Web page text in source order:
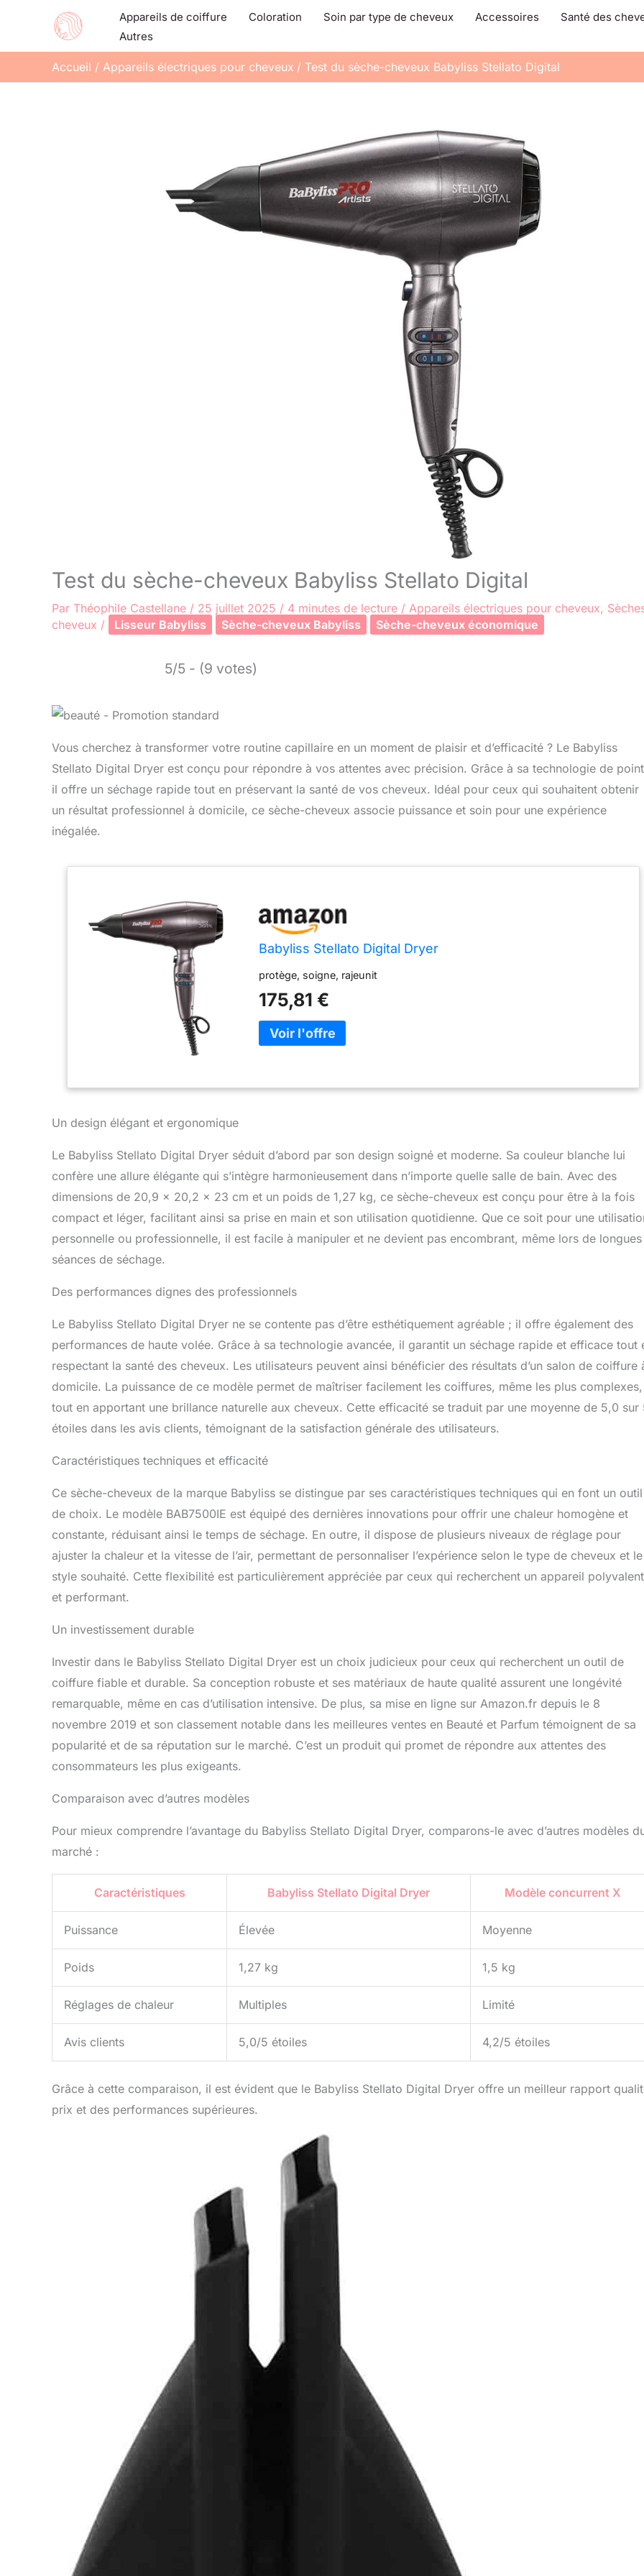
contenu
Appareils de coiffure Coloration Soin par type de cheveux Accessoires
Santé des
Autres
Accueil Appareils électriques pour cheveux Test du sèche-cheveux Babyliss Stellato Digital
Test du sèche-cheveux Babyliss Stellato Digital
Par Théophile Castellane / 25 juillet 2025 / 4 minutes de lecture / Appareils électriques pour cheveux,
cheveux / Lisseur Babyliss Sèche-cheveux Babyliss Sèche-cheveux économique
5/5 - (9 votes)
Vous cherchez à transformer votre routine capillaire en un moment de plaisir et d’efficacité ? Le Babyliss
Stellato Digital Dryer est conçu pour répondre à vos attentes avec précision. Grâce à sa technologie de
il offre un séchage rapide tout en préservant la santé de vos cheveux. Idéal pour ceux qui souhaitent obtenir
un résultat professionnel à domicile, ce sèche-cheveux associe puissance et soin pour une expérience
inégalée.
Babyliss Stellato Digital Dryer
protège, soigne, rajeunit
175,81 €
Un design élégant et ergonomique
Le Babyliss Stellato Digital Dryer séduit d’abord par son design soigné et moderne. Sa couleur blanche lui
confère une allure élégante qui s’intègre harmonieusement dans n’importe quelle salle de bain. Avec des
dimensions de 20,9 x 20,2 x 23 cm et un poids de 1,27 kg, ce sèche-cheveux est conçu pour être à la fois
compact et léger, facilitant ainsi sa prise en main et son utilisation quotidienne. Que ce soit pour une
personnelle ou professionnelle, il est facile à manipuler et ne devient pas encombrant, même lors de longues
séances de séchage.
Des performances dignes des professionnels
Le Babyliss Stellato Digital Dryer ne se contente pas d’être esthétiquement agréable ; il offre également des
performances de haute volée. Grâce à sa technologie avancée, il garantit un séchage rapide et efficace tout
respectant la santé des cheveux. Les utilisateurs peuvent ainsi bénéficier des résultats d’un salon de coiffure
domicile. La puissance de ce modèle permet de maîtriser facilement les coiffures, même les plus complexes,
tout en apportant une brillance naturelle aux cheveux. Cette efficacité se traduit par une moyenne de 5,0 sur
étoiles dans les avis clients, témoignant de la satisfaction générale des utilisateurs.
Caractéristiques techniques et efficacité
Ce sèche-cheveux de la marque Babyliss se distingue par ses caractéristiques techniques qui en font un outil
de choix. Le modèle BAB7500IE est équipé des dernières innovations pour offrir une chaleur homogène et
constante, réduisant ainsi le temps de séchage. En outre, il dispose de plusieurs niveaux de réglage pour
ajuster la chaleur et la vitesse de l’air, permettant de personnaliser l’expérience selon le type de cheveux et le
style souhaité. Cette flexibilité est particulièrement appréciée par ceux qui recherchent un appareil polyvalent
et performant.
Un investissement durable
Investir dans le Babyliss Stellato Digital Dryer est un choix judicieux pour ceux qui recherchent un outil de
coiffure fiable et durable. Sa conception robuste et ses matériaux de haute qualité assurent une longévité
remarquable, même en cas d’utilisation intensive. De plus, sa mise en ligne sur Amazon.fr depuis le 8
novembre 2019 et son classement notable dans les meilleures ventes en Beauté et Parfum témoignent de sa
popularité et de sa réputation sur le marché. C’est un produit qui promet de répondre aux attentes des
consommateurs les plus exigeants.
Comparaison avec d’autres modèles
Pour mieux comprendre l’avantage du Babyliss Stellato Digital Dryer, comparons-le avec d’autres modèles
marché :
Caractéristiques Babyliss Stellato Digital Dryer Modèle concurrent X
Puissance Élevée Moyenne
Poids 1,27 kg 1,5 kg
Réglages de chaleur Multiples Limité
Avis clients 5,0/5 étoiles 4,2/5 étoiles
Grâce à cette comparaison, il est évident que le Babyliss Stellato Digital Dryer offre un meilleur rapport
prix et des performances supérieures.